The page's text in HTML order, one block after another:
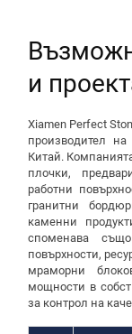
и
Xiamen Perfect
производител
Китай.
плочки,
работни
гранитни
каменни
споменава
повърхности,
мраморни
мощности в
за контрол на